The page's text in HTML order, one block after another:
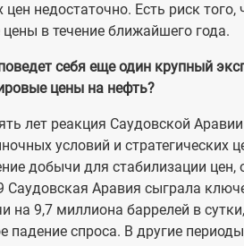
цен недостаточно. Есть риск
в течение ближайшего года.
себя еще один крупный
цены на нефть?
лет реакция Саудовской
условий и
добычи для стабилизации
Саудовская Аравия сыграла
на 9,7 миллиона баррелей в
падение спроса. В другие